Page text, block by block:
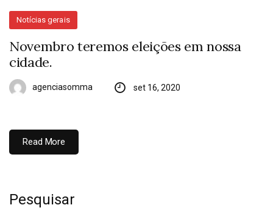
Notícias gerais
Novembro teremos eleições em nossa
cidade.
agenciasomma set 16, 2020
Read More
Pesquisar